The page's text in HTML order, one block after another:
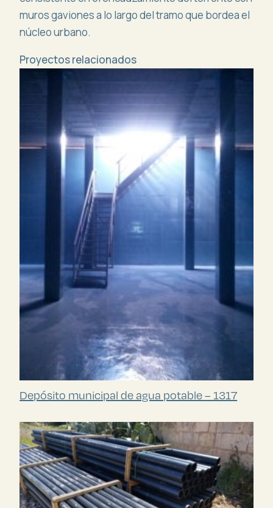
muros gaviones a lo largo del tramo que bordea el
núcleo urbano.
Proyectos relacionados
Depósito municipal de agua potable – 1317